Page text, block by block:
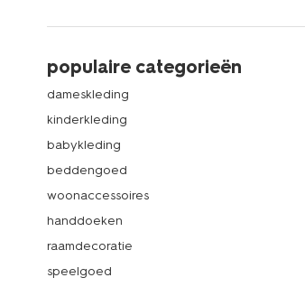
populaire categorieën
dameskleding
kinderkleding
babykleding
beddengoed
woonaccessoires
handdoeken
raamdecoratie
speelgoed